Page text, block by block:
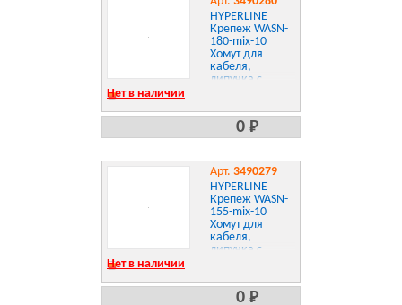
HYPERLINE
Крепеж WASN-
180-mix-10
Хомут для
кабеля,
липучка с
180x14мм, цвет
в ассортименте
Нет в наличии
0 Р
Арт. 3490279
HYPERLINE
Крепеж WASN-
155-mix-10
Хомут для
кабеля,
липучка с
155x14мм, цвет
в ассортименте
Нет в наличии
0 Р